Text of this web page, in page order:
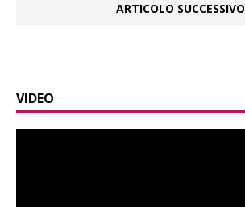
ARTICOLO SUCCESSIVO
VIDEO